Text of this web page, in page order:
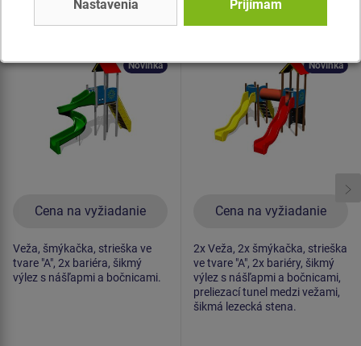
Cena na vyžiadanie
Novinka
Veža, šmýkačka, strieška ve
tvare "A", 2x bariéra, šikmý
výlez s nášľapmi a bočnicami.
Cena na vyžiadanie
Novinka
2x Veža, 2x šmýkačka, strieška
ve tvare "A", 2x bariéry, šikmý
výlez s nášľapmi a bočnicami,
preliezací tunel medzi vežami,
šikmá lezecká stena.
Nastavenia Prijímam